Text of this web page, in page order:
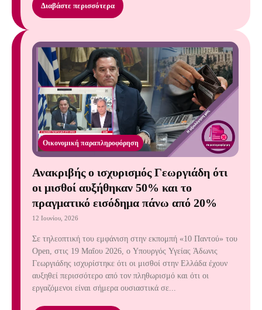
Διαβάστε περισσότερα
Οικονομική παραπληροφόρηση
Ανακριβής ο ισχυρισμός Γεωργιάδη ότι
οι μισθοί αυξήθηκαν 50% και το
πραγματικό εισόδημα πάνω από 20%
12 Ιουνίου, 2026
Σε τηλεοπτική του εμφάνιση στην εκπομπή «10 Παντού» του
Open, στις 19 Μαΐου 2026, ο Υπουργός Υγείας Άδωνις
Γεωργιάδης ισχυρίστηκε ότι οι μισθοί στην Ελλάδα έχουν
αυξηθεί περισσότερο από τον πληθωρισμό και ότι οι
εργαζόμενοι είναι σήμερα ουσιαστικά σε...